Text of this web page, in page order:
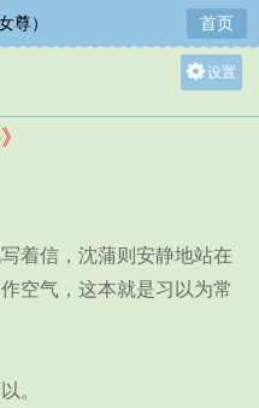
尊） 首页
设置
信，沈蒲则安静地站在
空气，这本就是习以为常
。